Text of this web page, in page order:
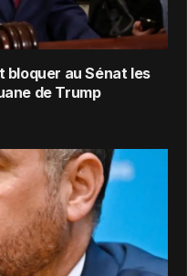
bloquer au Sénat les
de Trump